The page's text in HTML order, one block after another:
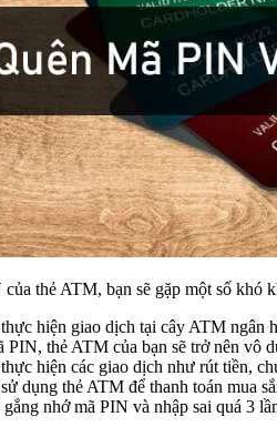
thẻ ATM, bạn sẽ gặp một số khó
hiện giao dịch tại cây ATM ngân
PIN, thẻ ATM của bạn sẽ trở nên vô
hiện các giao dịch như rút tiền,
dụng thẻ ATM để thanh toán mua
nhớ mã PIN và nhập sai quá 3